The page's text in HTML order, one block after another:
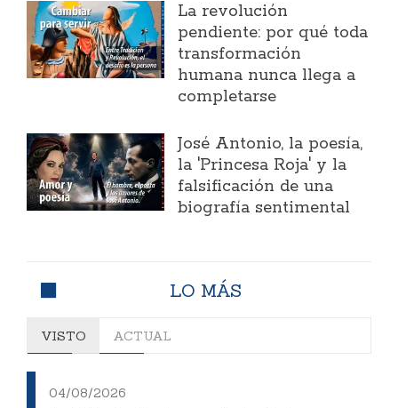
La revolución
pendiente: por qué toda
transformación
humana nunca llega a
completarse
José Antonio, la poesía,
la 'Princesa Roja' y la
falsificación de una
biografía sentimental
LO MÁS
VISTO ACTUAL
04/08/2026